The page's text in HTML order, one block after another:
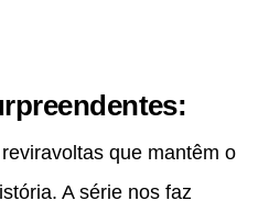
:
que mantêm o
A série nos faz